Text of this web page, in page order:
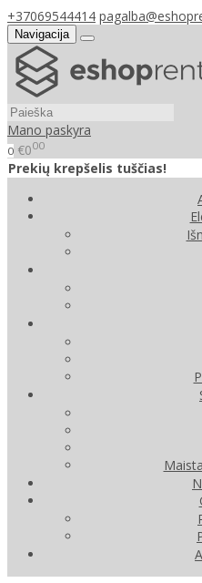
+37069544414
Navigacija
Mano paskyra
0 €000
Prekių krepšelis tuščias!